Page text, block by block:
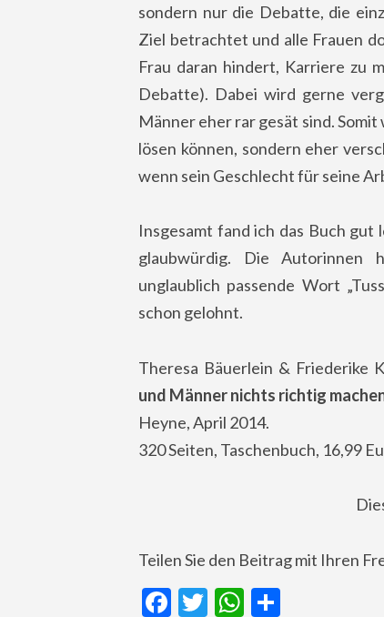
sondern nur die Debatte, die
Ziel betrachtet und alle Frauen
Frau daran hindert, Karriere zu
Debatte). Dabei wird gerne
Männer eher rar gesät sind.
lösen können, sondern eher
wenn sein Geschlecht für seine
Insgesamt fand ich das Buch
glaubwürdig. Die Autorinnen
unglaublich passende Wort
schon gelohnt.
Theresa Bäuerlein & Friederike
und Männer nichts richtig
Heyne, April 2014.
320 Seiten, Taschenbuch, 16,99
Teilen Sie den Beitrag mit Ihren
Facebook
TwitterWhatsApp